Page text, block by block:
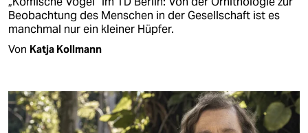
Beobachtung des Menschen in der Gesellschaft ist es
manchmal nur ein kleiner Hüpfer.
Von Katja Kollmann